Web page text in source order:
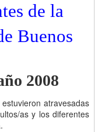
de la
Buenos
2008
atravesadas
as y los diferentes